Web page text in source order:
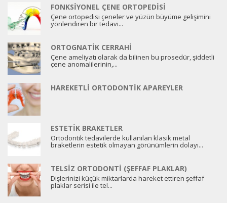
FONKSIYONEL ÇENE ORTOPEDISI
Çene ortopedisi çeneler ve yüzün büyüme gelişimini
yönlendiren bir tedavi...
ORTOGNATIK CERRAHI
Çene ameliyatı olarak da bilinen bu prosedür, şiddetli
çene anomalilerinin,...
HAREKETLI ORTODONTIK APAREYLER
ESTETIK BRAKETLER
Ortodontik tedavilerde kullanılan klasik metal
braketlerin estetik olmayan görünümlerin dolayı...
TELSIZ ORTODONTI (ŞEFFAF PLAKLAR)
Dişlerinizi küçük miktarlarda hareket ettiren şeffaf
plaklar serisi ile tel...